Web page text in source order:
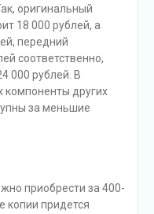
оригинальный
18 000 рублей, а
передний
соответственно,
000 рублей. В
компоненты других
за меньшие
приобрести за 400-
копии придется